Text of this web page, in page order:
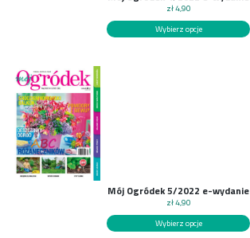
zł4,90
Wybierz opcje
Mój Ogródek 5/2022 e-wydanie
zł4,90
Wybierz opcje